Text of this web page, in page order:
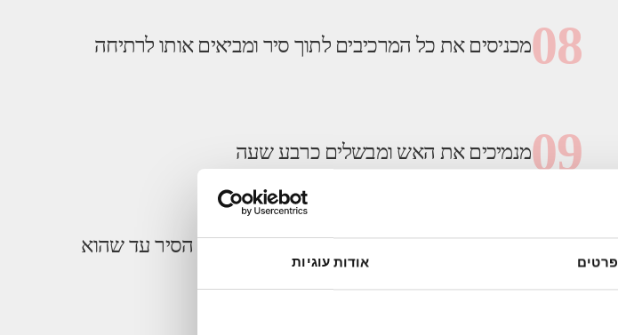
פרטים אודות עוגיות
08מכניסים את כל המרכיבים לתוך סיר ומביאים אותו לרתיחה
09מנמיכים את האש ומבשלים כרבע שעה
010מכבים את האש ומשאירים את הכל בתוך הסיר עד שהוא